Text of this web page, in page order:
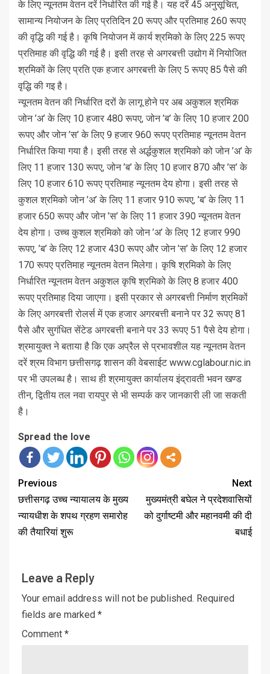
के लिए न्यूनतम वेतन दरें निर्धारित की गई है। यह दरें 45 अनुसूचित,
सामान्य नियोजन के लिए प्रतिदिन 20 रूपए और प्रतिमाह 260 रूपए
की वृद्धि की गई है। कृषि नियोजन में कार्य श्रमिको के लिए 225 रूपए
प्रतिमाह की वृद्धि की गई है। इसी तरह से अगरबत्ती उद्योग में नियोजित
श्रमिकों के लिए प्रति एक हजार अगरबत्ती के लिए 5 रूपए 85 पैसे की
वृद्धि की गइ है।
न्यूनतम वेतन की निर्धारित दरों के लागू होने पर अब अकुशल श्रमिक
जोन ’अ’ के लिए 10 हजार 480 रूपए, जोन ’ब’ के लिए 10 हजार 200
रूपए और जोन ’स’ के लिए 9 हजार 960 रूपए प्रतिमाह न्यूनतम वेतन
निर्धारित किया गया है। इसी तरह से अर्द्धकुशल श्रमिको को जोन ’अ’ के
लिए 11 हजार 130 रूपए, जोन ’ब’ के लिए 10 हजार 870 और ’स’ के
लिए 10 हजार 610 रूपए प्रतिमाह न्यूनतम देय होगा। इसी तरह से
कुशल श्रमिको जोन ’अ’ के लिए 11 हजार 910 रूपए, ’ब’ के लिए 11
हजार 650 रूपए और जोन ’स’ के लिए 11 हजार 390 न्यूनतम वेतन
देय होगा। उच्च कुशल श्रमिको को जोन ’अ’ के लिए 12 हजार 990
रूपए, ’ब’ के लिए 12 हजार 430 रूपए और जोन ’स’ के लिए 12 हजार
170 रूपए प्रतिमाह न्यूनतम वेतन मिलेगा। कृषि श्रमिको के लिए
निर्धारित न्यूनतम वेतन अकुशल कृषि श्रमिको के लिए 8 हजार 400
रूपए प्रतिमाह दिया जाएगा। इसी प्रकार से अगरबत्ती निर्माण श्रमिकों
के लिए अगरबत्ती रोलर्स में एक हजार अगरबत्ती बनाने पर 32 रूपए 81
पैसे और सुगंधित सेंटेड अगरबत्ती बनाने पर 33 रूपए 51 पैसे देय होगा।
श्रमायुक्त ने बताया है कि एक अप्रैल से प्रभावशील यह न्यूनतम वेतन
दरें श्रम विभाग छत्तीसगढ़ शासन की वेबसाईट www.cglabour.nic.in
पर भी उपलब्ध है। साथ ही श्रमायुक्त कार्यालय इंद्रावती भवन खण्ड
तीन, द्वितीय तल नवा रायपुर से भी सम्पर्क कर जानकारी ली जा सकती
है।
Spread the love
Previous
छत्तीसगढ़ उच्च न्यायालय के मुख्य
न्यायधीश के शपथ ग्रहण समारोह
की तैयारियां शुरू
Next
मुख्यमंत्री बघेल ने प्रदेशवासियों
को दुर्गाष्टमी और महानवमी की दी
बधाई
Leave a Reply
Your email address will not be published. Required
fields are marked *
Comment *